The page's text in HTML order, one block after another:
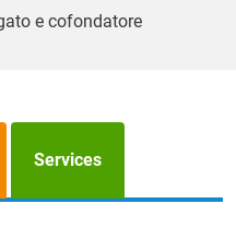
e cofondatore
Services